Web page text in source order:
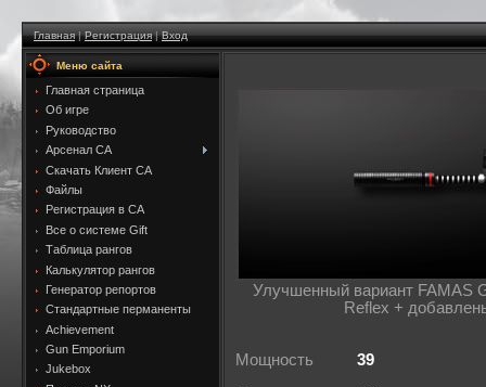
Главная|Регистрация|Вход
Меню сайта
Главная страница
Об игре
Руководство
Арсенал CA
Скачать Клиент CA
Файлы
Регистрация в CA
Все о системе Gift
Таблица рангов
Калькулятор рангов
Генератор репортов
Стандартные перманенты
Achievement
Gun Emporium
Jukebox
Улучшенный вариант FAMAS
Reflex +
Мощность 39